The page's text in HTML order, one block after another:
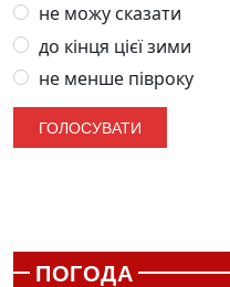
не можу сказати
до кінця цієї зими
не менше півроку
ПОГОДА